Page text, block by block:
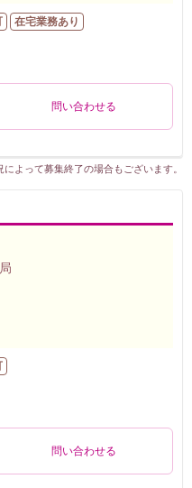
在宅業務あり
問い合わせる
よって募集終了の場合もございます。
問い合わせる